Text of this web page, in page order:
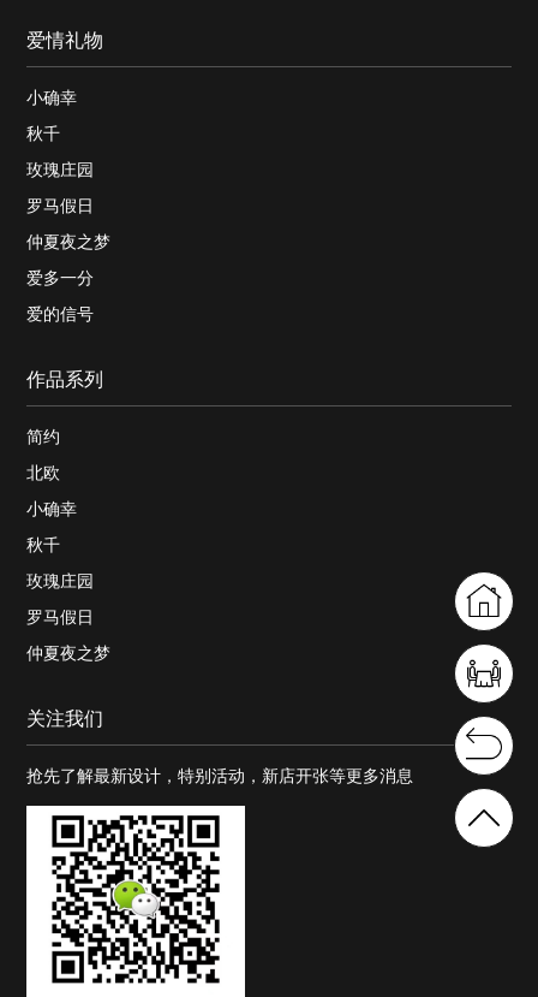
爱情礼物
小确幸
秋千
玫瑰庄园
罗马假日
仲夏夜之梦
爱多一分
爱的信号
作品系列
简约
北欧
小确幸
秋千
玫瑰庄园
罗马假日
仲夏夜之梦
关注我们
抢先了解最新设计，特别活动，新店开张等更多消息